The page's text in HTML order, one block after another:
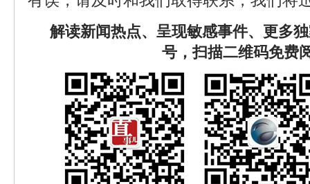
解读新闻热点、呈现敏感事件、更多
号，扫描二维码免费